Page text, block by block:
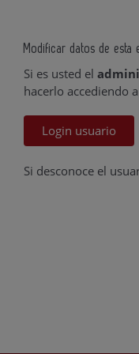
Modificar datos de esta
Si es usted el
hacerlo accediendo
Login usuario
Si desconoce el